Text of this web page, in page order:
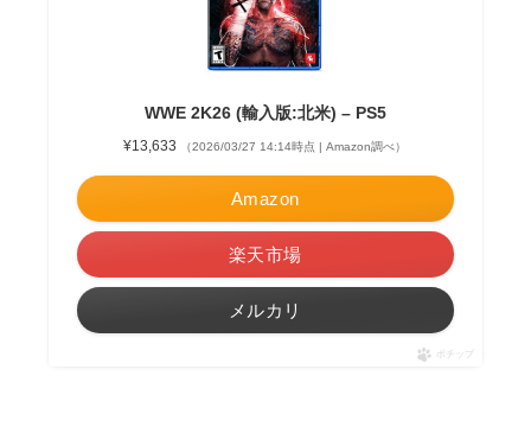
WWE 2K26 (輸入版:北米) – PS5
¥13,633 （2026/03/27 14:14時点 | Amazon調べ）
Amazon
楽天市場
メルカリ
ポチップ